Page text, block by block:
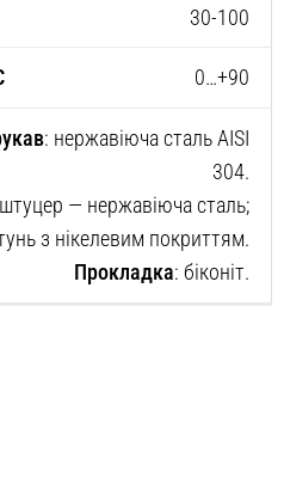
30-100
0…+90
: нержавіюча сталь AISI
304.
— нержавіюча сталь;
з нікелевим покриттям.
Прокладка: біконіт.